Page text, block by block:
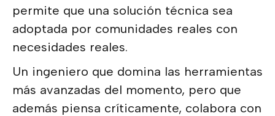
permite que una solución técnica sea
adoptada por comunidades reales con
necesidades reales.
Un ingeniero que domina las herramientas
más avanzadas del momento, pero que
además piensa críticamente, colabora con